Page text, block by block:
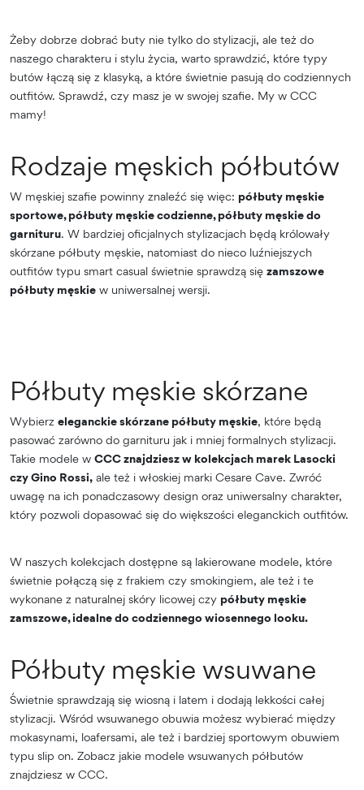
Żeby dobrze dobrać buty nie tylko do stylizacji, ale też do
naszego charakteru i stylu życia, warto sprawdzić, które typy
butów łączą się z klasyką, a które świetnie pasują do codziennych
outfitów. Sprawdź, czy masz je w swojej szafie. My w CCC
mamy!
Rodzaje męskich półbutów
W męskiej szafie powinny znaleźć się więc: półbuty męskie
sportowe, półbuty męskie codzienne, półbuty męskie do
garnituru. W bardziej oficjalnych stylizacjach będą królowały
skórzane półbuty męskie, natomiast do nieco luźniejszych
outfitów typu smart casual świetnie sprawdzą się zamszowe
półbuty męskie w uniwersalnej wersji.
Półbuty męskie skórzane
Wybierz eleganckie skórzane półbuty męskie, które będą
pasować zarówno do garnituru jak i mniej formalnych stylizacji.
Takie modele w CCC znajdziesz w kolekcjach marek Lasocki
czy Gino Rossi, ale też i włoskiej marki Cesare Cave. Zwróć
uwagę na ich ponadczasowy design oraz uniwersalny charakter,
który pozwoli dopasować się do większości eleganckich outfitów.
W naszych kolekcjach dostępne są lakierowane modele, które
świetnie połączą się z frakiem czy smokingiem, ale też i te
wykonane z naturalnej skóry licowej czy półbuty męskie
zamszowe, idealne do codziennego wiosennego looku.
Półbuty męskie wsuwane
Świetnie sprawdzają się wiosną i latem i dodają lekkości całej
stylizacji. Wśród wsuwanego obuwia możesz wybierać między
mokasynami, loafersami, ale też i bardziej sportowym obuwiem
typu slip on. Zobacz jakie modele wsuwanych półbutów
znajdziesz w CCC.